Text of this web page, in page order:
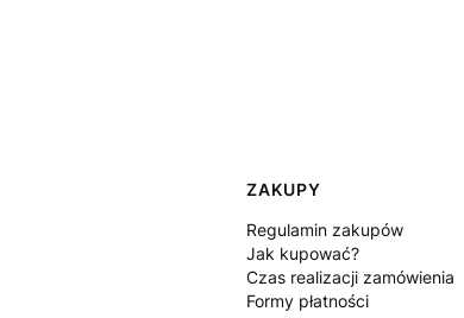
ZAKUPY
Regulamin zakupów
Jak kupować?
Czas realizacji zamówienia
Formy płatności